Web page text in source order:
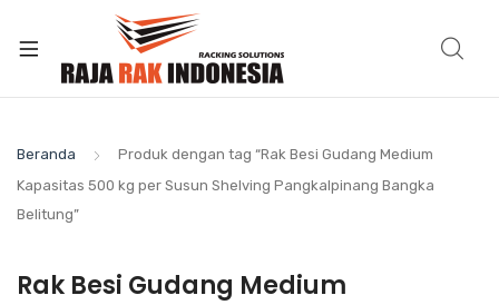
Beranda
Produk dengan tag “Rak Besi Gudang Medium
Kapasitas 500 kg per Susun Shelving Pangkalpinang Bangka
Belitung”
Rak Besi Gudang Medium